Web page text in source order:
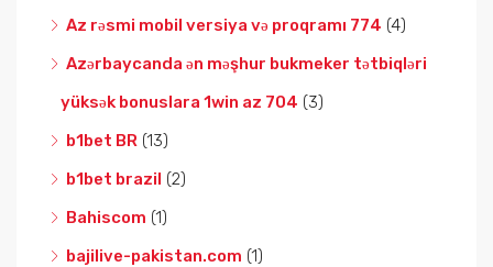
Az rəsmi mobil versiya və proqramı 774 (4)
Azərbaycanda ən məşhur bukmeker tətbiqləri
yüksək bonuslara 1win az 704 (3)
b1bet BR (13)
b1bet brazil (2)
Bahiscom (1)
bajilive-pakistan.com (1)